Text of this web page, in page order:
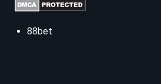
88bet